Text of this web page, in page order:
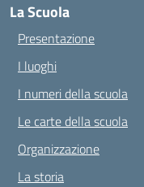
La Scuola
Presentazione
I luoghi
I numeri della scuola
Le carte della scuola
Organizzazione
La storia